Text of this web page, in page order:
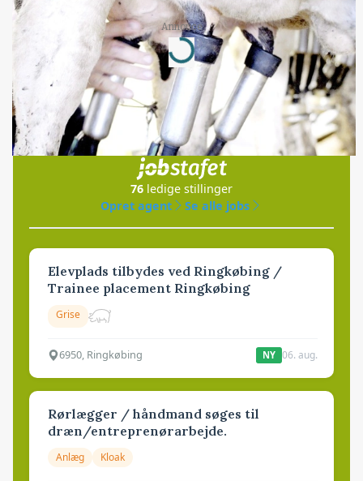
Annonce
Loading...
Jobs
i samarbejde med
76 ledige stillinger
Opret agent
Se alle jobs
Elevplads tilbydes ved Ringkøbing /
Trainee placement Ringkøbing
Grise
6950, Ringkøbing NY 06. aug.
Rørlægger / håndmand søges til
dræn/entreprenørarbejde.
Anlæg Kloak